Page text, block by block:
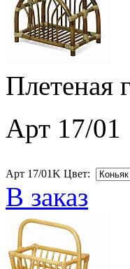
Плетеная
Арт 17/01
Арт 17/01K Цвет:
В заказ